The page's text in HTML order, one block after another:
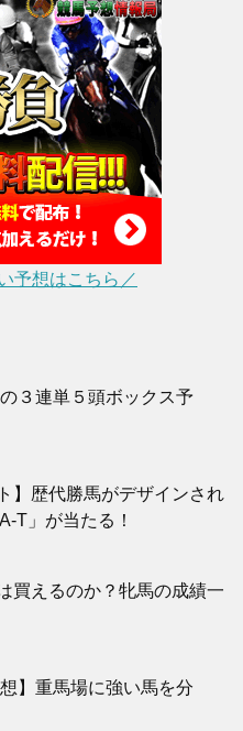
予想はこちら／
３連単５頭ボックス予
】歴代勝馬がデザインされ
T」が当たる！
買えるのか？牝馬の成績一
】重馬場に強い馬を分